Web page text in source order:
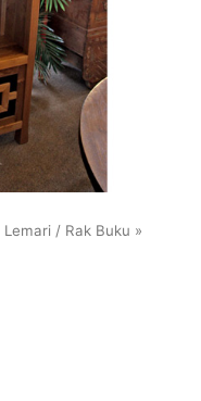
Lemari / Rak Buku »